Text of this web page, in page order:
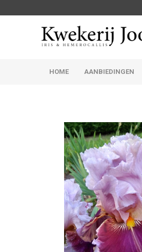
HOME AANBIEDINGEN